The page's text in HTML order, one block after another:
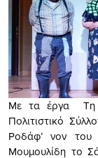
Με τα έργα Τη
Πολιτιστικό
Ροδάφ’ νον του
Μουμουλίδη το